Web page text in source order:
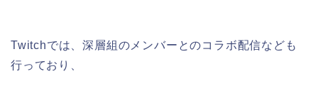
Twitchでは、深層組のメンバーとのコラボ配信なども
行っており、